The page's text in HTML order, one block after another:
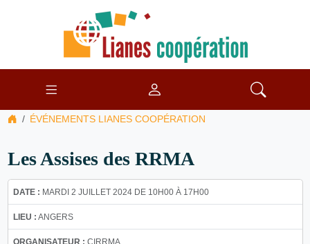
ÉVÉNEMENTS LIANES COOPÉRATION
Les Assises des RRMA
DATE : MARDI 2 JUILLET 2024 DE 10H00 À 17H00
LIEU : ANGERS
ORGANISATEUR : CIRRMA